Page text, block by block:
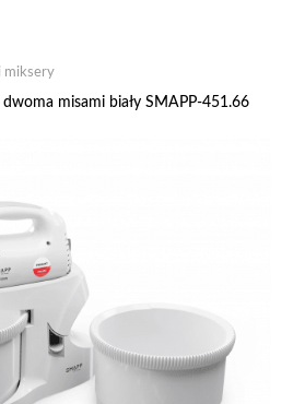
miksery
misami biały SMAPP-451.66